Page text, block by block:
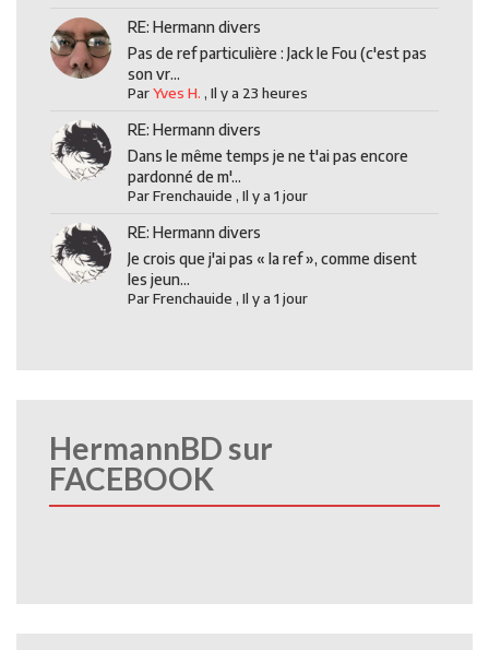
RE: Hermann divers
Pas de ref particulière : Jack le Fou (c'est pas
son vr...
ParYves H. ,Il y a 23 heures
RE: Hermann divers
Dans le même temps je ne t'ai pas encore
pardonné de m'...
ParFrenchauide ,Il y a 1 jour
RE: Hermann divers
Je crois que j'ai pas « la ref », comme disent
les jeun...
ParFrenchauide ,Il y a 1 jour
HermannBD sur
FACEBOOK